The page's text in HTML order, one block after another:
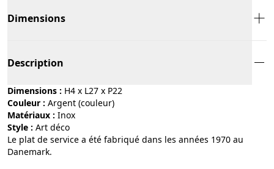
Dimensions
Description
Dimensions : H4 x L27 x P22
Couleur :
argent (couleur)
Matériaux : inox
Style :
art déco
Le plat de service a été fabriqué dans les années 1970 au
Danemark.